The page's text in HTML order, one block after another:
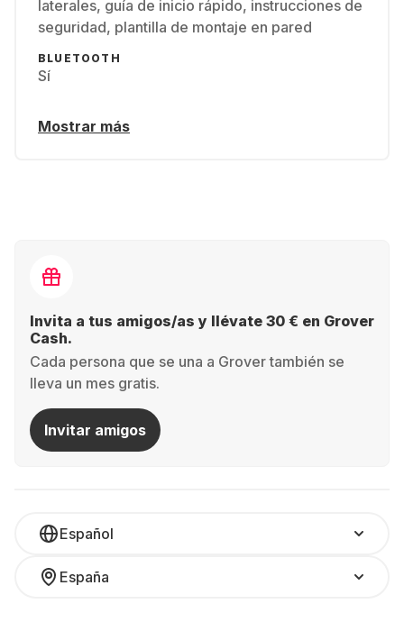
laterales, guía de inicio rápido, instrucciones de
seguridad, plantilla de montaje en pared
BLUETOOTH
Sí
Mostrar más
Invita a tus amigos/as y llévate 30 € en Grover
Cash.
Cada persona que se una a Grover también se
lleva un mes gratis.
Invitar amigos
Español
España